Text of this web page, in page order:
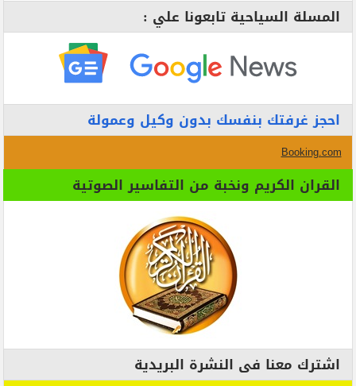
المسلة السياحية تابعونا علي :
احجز غرفتك بنفسك بدون وكيل وعمولة
Booking.com
القران الكريم ونخبة من التفاسير الصوتية
اشترك معنا فى النشرة البريدية